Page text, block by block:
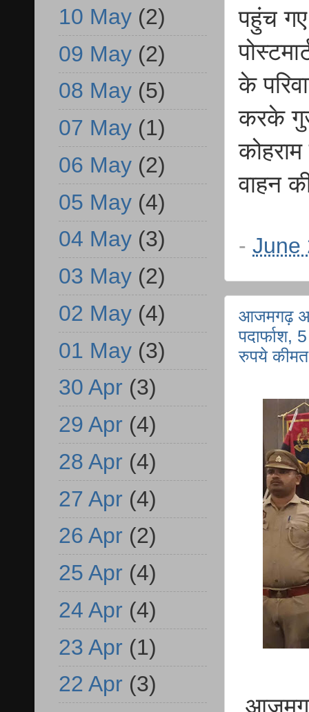
पहुंच
के
करके
वाहन
- June
आजमगढ़
पदार्फाश,
रुपये
10 May (2)
09 May (2)
08 May (5)
07 May (1)
06 May (2)
05 May (4)
04 May (3)
03 May (2)
02 May (4)
01 May (3)
30 Apr (3)
29 Apr (4)
28 Apr (4)
27 Apr (4)
26 Apr (2)
25 Apr (4)
24 Apr (4)
23 Apr (1)
22 Apr (3)